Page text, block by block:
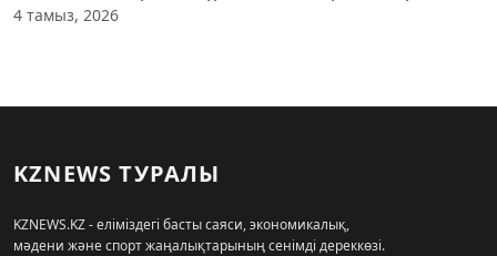
4 тамыз, 2026
KZNEWS ТУРАЛЫ
KZNEWS.KZ - еліміздегі басты саяси, экономикалық,
мәдени және спорт жаңалықтарының сенімді дереккөзі.